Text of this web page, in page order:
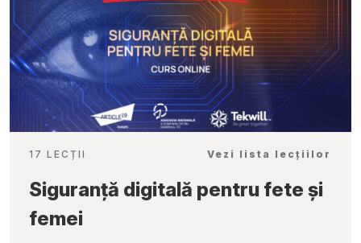
17 LECȚII Vezi lista lecțiilor
Siguranță digitală pentru fete și
femei